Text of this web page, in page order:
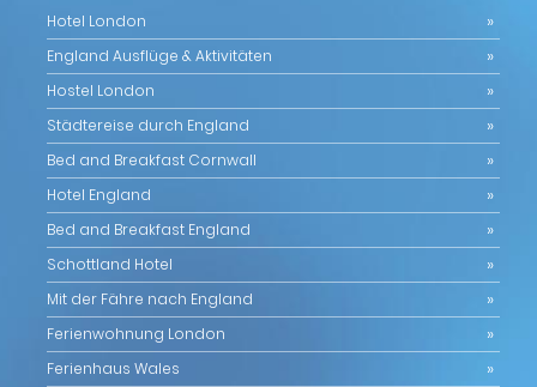
Hotel London
England Ausflüge & Aktivitäten
Hostel London
Städtereise durch England
Bed and Breakfast Cornwall
Hotel England
Bed and Breakfast England
Schottland Hotel
Mit der Fähre nach England
Ferienwohnung London
Ferienhaus Wales